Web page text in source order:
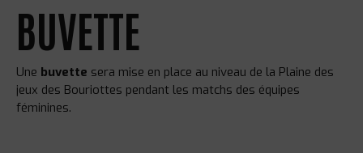
BUVETTE
Une buvette sera mise en place au niveau de la Plaine des
jeux des Bouriottes pendant les matchs des équipes
féminines.